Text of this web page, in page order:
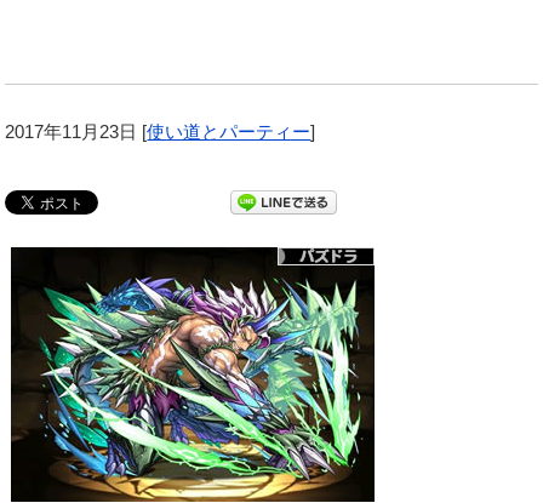
2017年11月23日 [使い道とパーティー]